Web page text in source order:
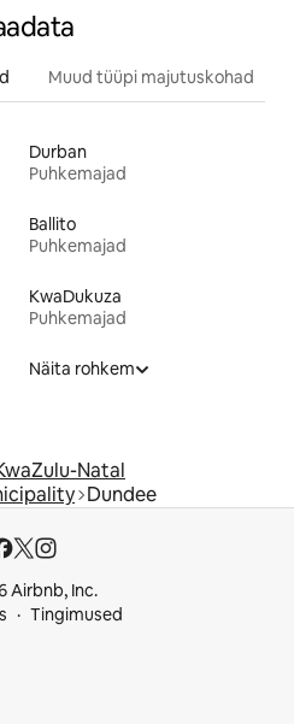
Muud tüüpi majutuskohad
Durban
Puhkemajad
Ballito
Puhkemajad
KwaDukuza
Puhkemajad
Näita rohkem
Natal
Dundee
Airbnb, Inc.
Tingimused